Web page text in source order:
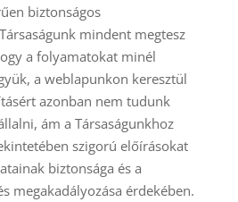
biztonságos
mindent megtesz
a folyamatokat minél
a weblapunkon keresztül
azonban nem tudunk
ám a Társaságunkhoz
szigorú előírásokat
biztonsága és a
megakadályozása érdekében.